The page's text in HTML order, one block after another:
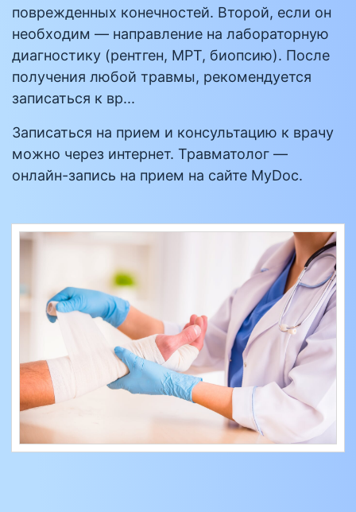
поврежденных конечностей. Второй, если он
необходим — направление на лабораторную
диагностику (рентген, МРТ, биопсию). После
получения любой травмы, рекомендуется
записаться к вр...
Записаться на прием и консультацию к врачу
можно через интернет. Травматолог —
онлайн-запись на прием на сайте MyDoc.